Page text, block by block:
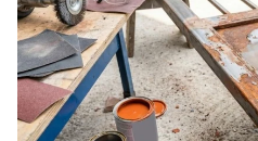
cette flexibilité tout en
naturelle. Cependant, le
nécessite une